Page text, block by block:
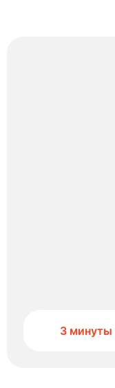
3 минуты